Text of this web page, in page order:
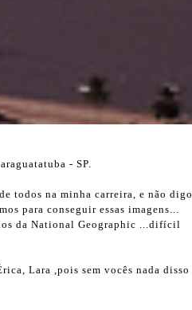
- SP.
todos na minha carreira, e não digo
para conseguir essas imagens...
da National Geographic ...difícil
Lara ,pois sem vocês nada disso